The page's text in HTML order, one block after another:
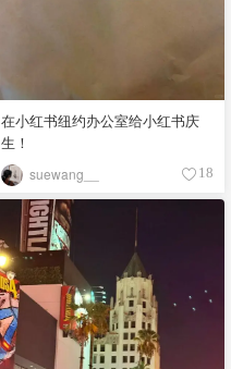
在小红书纽约办公室给小红书庆
生！
suewang__ 18